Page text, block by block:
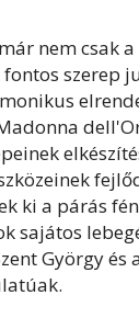
nem csak
fontos szerep
ki a párás
sajátos
György és